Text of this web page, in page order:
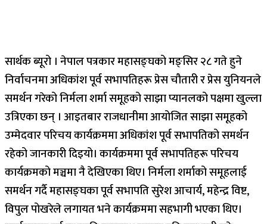
सार्थक ब्यूरो । नेपाल पत्रकार महासङ्घको मङ्सिर २८ गते हुने
निर्वाचनमा अधिकांश पूर्व सभापतिहरू प्रेस चौतारी र प्रेस युनियनले
समर्थन गरेको निर्मला शर्मा समूहको साझा प्यानलको पक्षमा खुल्ला
उत्रिएका छन् । आइतबार राजधानीमा आयोजित साझा समूहको
उम्मेदवार परिचय कार्यक्रममा अधिकांश पूर्व सभापतिको समर्थन
रहेको जानकारी दिइयो। कार्यक्रममा पूर्व सभापतिहरू परिचय
कार्यक्रमको मञ्चमा नै देखिएका थिए। निर्मला शर्माको समूहलाई
समर्थन गर्दै महासङ्घका पूर्व सभापति सुरेश आचार्य, महेन्द्र विष्ट,
विपुल पोखरेले लगायत भने कार्यक्रममा सहभागी भएका थिए।